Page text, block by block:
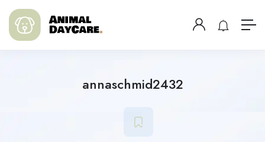
annaschmid2432